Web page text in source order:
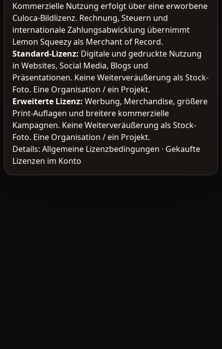
Kommerzielle Nutzung erfolgt über eine erworbene
Culoca-Bildlizenz. Rechnung, Steuern und
internationale Zahlungsabwicklung übernimmt
Lemon Squeezy als Merchant of Record.
Standard-Lizenz: Digitale und gedruckte Nutzung
in Websites, Social Media, Blogs und
Präsentationen. Keine Weiterveräußerung als Stock-
Foto. Eine Organisation / ein Projekt.
Erweiterte Lizenz: Werbung, Merchandise, größere
Print-Auflagen und breitere kommerzielle
Kampagnen. Keine Weiterveräußerung als Stock-
Foto. Eine Organisation / ein Projekt.
Details: Allgemeine Lizenzbedingungen · Gekaufte
Lizenzen im Konto